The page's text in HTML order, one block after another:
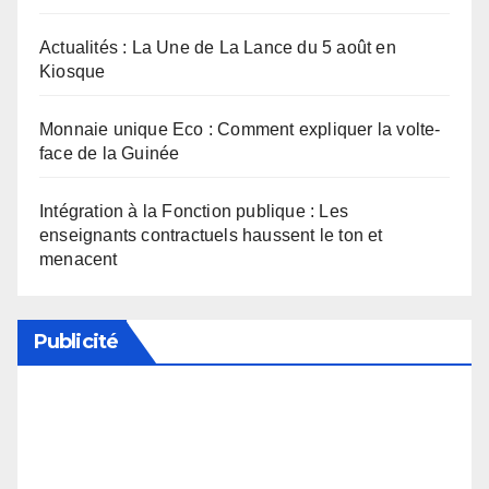
Actualités : La Une de La Lance du 5 août en
Kiosque
Monnaie unique Eco : Comment expliquer la volte-
face de la Guinée
Intégration à la Fonction publique : Les
enseignants contractuels haussent le ton et
menacent
Publicité